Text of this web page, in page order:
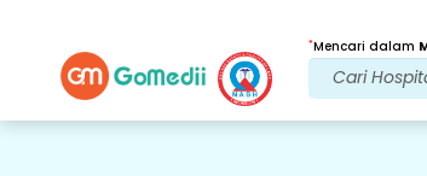
*Mencari dalam